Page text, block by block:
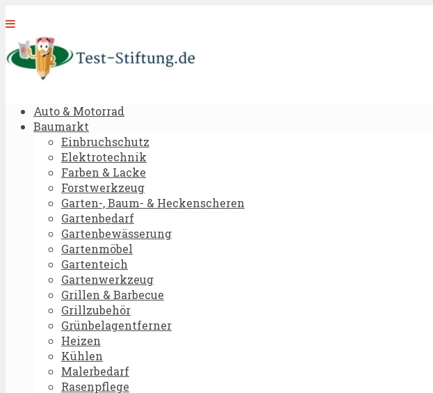
Auto & Motorrad
Baumarkt
Einbruchschutz
Elektrotechnik
Farben & Lacke
Forstwerkzeug
Garten-, Baum- & Heckenscheren
Gartenbedarf
Gartenbewässerung
Gartenmöbel
Gartenteich
Gartenwerkzeug
Grillen & Barbecue
Grillzubehör
Grünbelagentferner
Heizen
Kühlen
Malerbedarf
Rasenpflege